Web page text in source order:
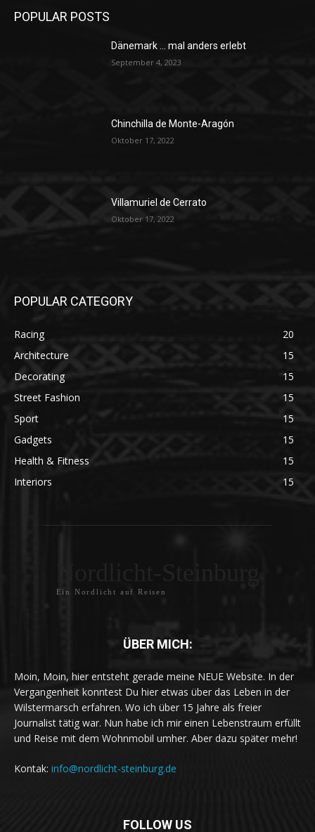
POPULAR POSTS
Dänemark … mal anders erlebt
September 4, 2023
Chinchilla de Monte-Aragón
Oktober 17, 2022
Villamuriel de Cerrato
Oktober 17, 2022
POPULAR CATEGORY
Racing
20
Architecture
15
Decorating
15
Street Fashion
15
Sport
15
Gadgets
15
Health & Fitness
15
Interiors
15
Ein Nordlicht auf Reisen
ÜBER MICH:
Moin, Moin, hier entsteht gerade meine NEUE Website. In der
Vergangenheit konntest Du hier etwas über das Leben in der
Wilstermarsch erfahren. Wo ich über 15 Jahre als freier
Journalist tätig war. Nun habe ich mir einen Lebenstraum erfüllt
und Reise mit dem Wohnmobil umher. Aber dazu später mehr!
Kontak: info@nordlicht-steinburg.de
FOLLOW US